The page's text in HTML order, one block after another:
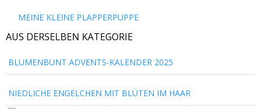
MEINE KLEINE PLAPPERPUPPE
AUS DERSELBEN KATEGORIE
BLUMENBUNT ADVENTS-KALENDER 2025
NIEDLICHE ENGELCHEN MIT BLÜTEN IM HAAR